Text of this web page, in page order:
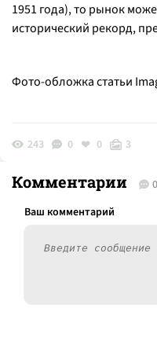
1951 года), то рынок
исторический рекорд,
Фото-обложка статьи
243 0 0 3
Комментарии 0